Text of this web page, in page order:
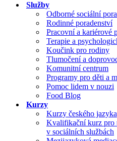
Služby
Odborné sociální
Rodinné poradenství
Pracovní a kariérové
Terapie a
Koučink pro rodiny
Tlumočení a
Komunitní centrum
Programy pro děti a
Pomoc lidem v nouzi
Food Blog
Kurzy
Kurzy českého jazyka
Kvalifikační kurz pro
v sociálních službách